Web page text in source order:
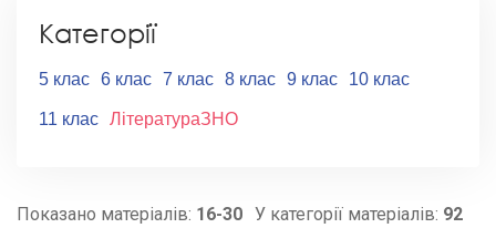
Категорії
5 клас 6 клас 7 клас 8 клас 9 клас 10 клас
11 клас ЛітератураЗНО
Показано матеріалів: 16-30 У категорії матеріалів: 92